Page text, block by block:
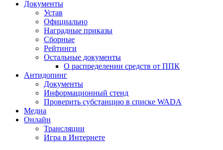
Документы
Устав
Официально
Наградные приказы
Сборные
Рейтинги
Остальные документы
О распределении средств от ППК
Антидопинг
Документы
Информационный стенд
Проверить субстанцию в списке WADA
Медиа
Онлайн
Трансляции
Игра в Интернете